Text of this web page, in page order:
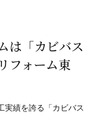
は「カビバス
フォーム東
実績を誇る「カビバス